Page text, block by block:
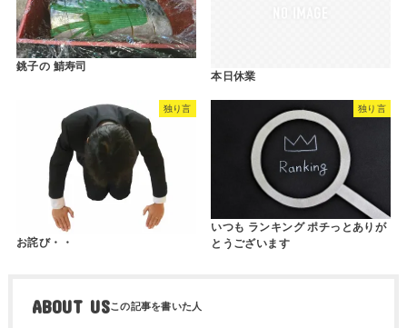
銚子の 鯖寿司
本日休業
独り言
お詫び・・
独り言
いつも ランキング ポチっとありが
とうございます
ABOUT US